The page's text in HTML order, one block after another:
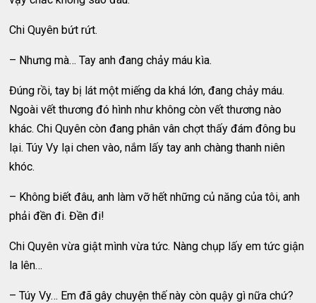
Chi Quyên bứt rứt.
– Nhưng mà… Tay anh đang chảy máu kìa.
Đúng rồi, tay bị lát một miếng da khá lớn, đang chảy máu.
Ngoài vết thương đó hình như không còn vết thương nào
khác. Chi Quyên còn đang phân vân chợt thấy đám đông bu
lại. Túy Vy lại chen vào, nắm lấy tay anh chàng thanh niên
khóc.
– Không biết đâu, anh làm vỡ hết những củ năng của tôi, anh
phải đền đi. Đền đi!
Chi Quyên vừa giật mình vừa tức. Nàng chụp lấy em tức giận
la lên…
– Túy Vy… Em đã gây chuyện thế này còn quậy gì nữa chứ?